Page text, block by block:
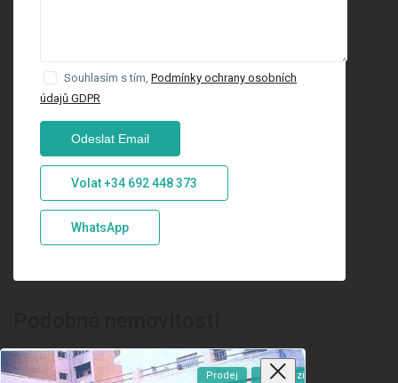
Souhlasím s tím,Podmínky ochrany osobních
údajů GDPR
Volat+34 692 448 373
WhatsApp
Prodej K Dispozici